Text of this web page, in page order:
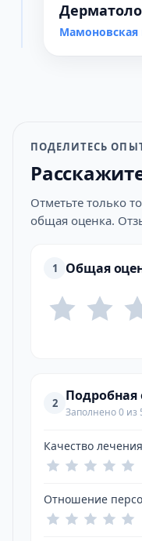
Мамоновская
ПОДЕЛИТЕСЬ
Отметьте только
общая оценка.
1 Общая
2 Подробная
Заполнено 0 из
Качество лечения
Отношение